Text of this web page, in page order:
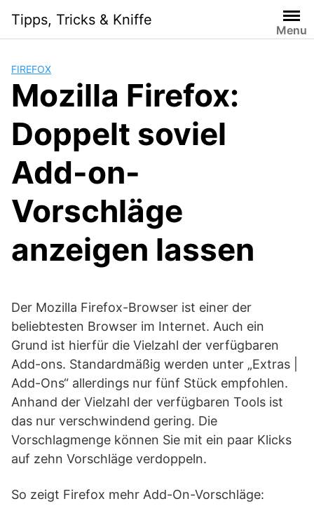
content
Tipps, Tricks & Kniffe
Menu
FIREFOX
Mozilla Firefox:
Doppelt soviel
Add-on-
Vorschläge
anzeigen lassen
Der Mozilla Firefox-Browser ist einer der
beliebtesten Browser im Internet. Auch ein
Grund ist hierfür die Vielzahl der verfügbaren
Add-ons. Standardmäßig werden unter „Extras |
Add-Ons“ allerdings nur fünf Stück empfohlen.
Anhand der Vielzahl der verfügbaren Tools ist
das nur verschwindend gering. Die
Vorschlagmenge können Sie mit ein paar Klicks
auf zehn Vorschläge verdoppeln.
So zeigt Firefox mehr Add-On-Vorschläge: